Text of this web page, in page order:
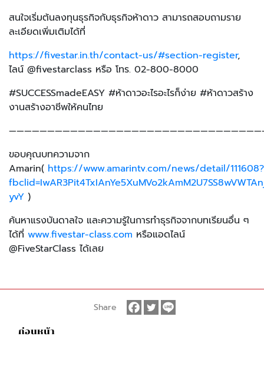
สนใจเริ่มต้นลงทุนธุรกิจกับธุรกิจห้าดาว สามารถสอบถามราย
ละเอียดเพิ่มเติมได้ที่
https://fivestar.in.th/contact-us/#section-register,
ไลน์ @fivestarclass หรือ โทร. 02-800-8000
#SUCCESSmadeEASY #ห้าดาวอะไรอะไรก็ง่าย #ห้าดาวสร้าง
งานสร้างอาชีพให้คนไทย
ขอบคุณบทความจาก
Amarin( https://www.amarintv.com/news/detail/111608?
yvY )
ค้นหาแรงบันดาลใจ และความรู้ในการทำธุรกิจจากบทเรียนอื่น ๆ
ได้ที่ www.fivestar-class.com หรือแอดไลน์
@FiveStarClass ได้เลย
ก่อนหน้า
Share